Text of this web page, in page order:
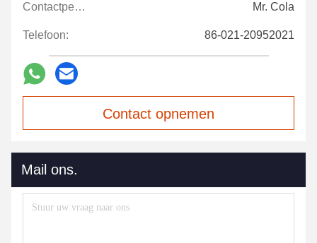
Contactpersonen: Mr. Cola
Telefoon: 86-021-20952021
Contact opnemen
Mail ons.